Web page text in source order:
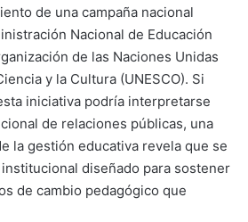
de una campaña nacional
Nacional de Educación
de las Naciones Unidas
y la Cultura (UNESCO). Si
iniciativa podría interpretarse
de relaciones públicas, una
la gestión educativa revela que se
diseñado para sostener
de cambio pedagógico que